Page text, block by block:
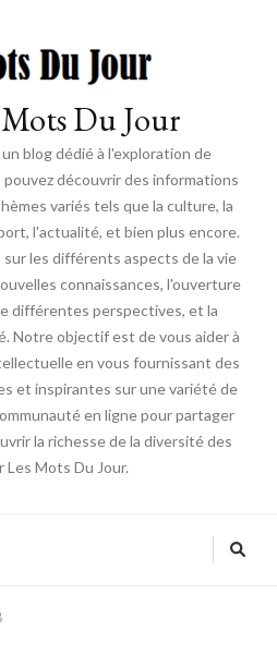
Du Jour
blog dédié à l'exploration de
découvrir des informations
variés tels que la culture, la
l'actualité, et bien plus encore.
les différents aspects de la vie
connaissances, l'ouverture
différentes perspectives, et la
Notre objectif est de vous aider à
en vous fournissant des
et inspirantes sur une variété de
en ligne pour partager
la richesse de la diversité des
Les Mots Du Jour.